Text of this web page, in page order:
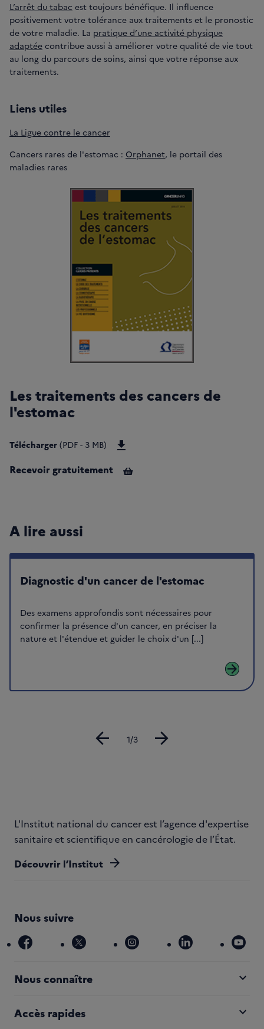
L’arrêt du tabac est toujours bénéfique. Il influence
positivement votre tolérance aux traitements et le pronostic
de votre maladie. La pratique d’une activité physique
adaptée contribue aussi à améliorer votre qualité de vie tout
au long du parcours de soins, ainsi que votre réponse aux
traitements.
Liens utiles
La Ligue contre le cancer
Cancers rares de l'estomac : Orphanet, le portail des
maladies rares
Les traitements des cancers de
l'estomac
Télécharger (PDF - 3 MB)
Recevoir gratuitement
A lire aussi
Diagnostic d'un cancer de l'estomac
Des examens approfondis sont nécessaires pour
confirmer la présence d'un cancer, en préciser la
nature et l'étendue et guider le choix d'un [...]
arrow_forward
arrow_back arrow_forward
Diapositive
1/3
L'Institut national du cancer est l’agence d'expertise
sanitaire et scientifique en cancérologie de l’État.
Découvrir l’Institut arrow_forward
Nous suivre
facebook x instagram linkedin
Nous connaître expand_more
Accès rapides expand_more